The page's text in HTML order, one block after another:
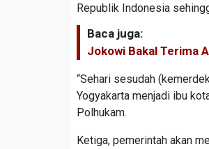
Republik Indonesia
Baca juga:
Jokowi Bakal Terima
“Sehari sesudah
Yogyakarta menjadi ibu
Polhukam.
Ketiga, pemerintah akan